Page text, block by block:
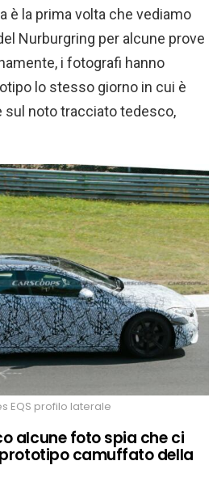
è la prima volta che vediamo
Nurburgring per alcune prove
i fotografi hanno
lo stesso giorno in cui è
sul noto tracciato tedesco,
EQS profilo laterale
alcune foto spia che ci
camuffato della